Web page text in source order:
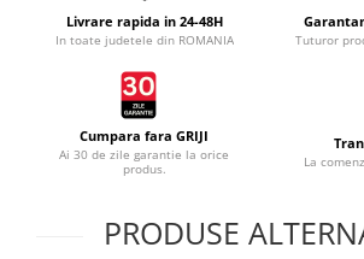
Livrare rapida in 24-48H
In toate judetele din ROMANIA Tuturor
Cumpara fara GRIJI
Ai 30 de zile garantie la orice
produs.
La
PRODUSE